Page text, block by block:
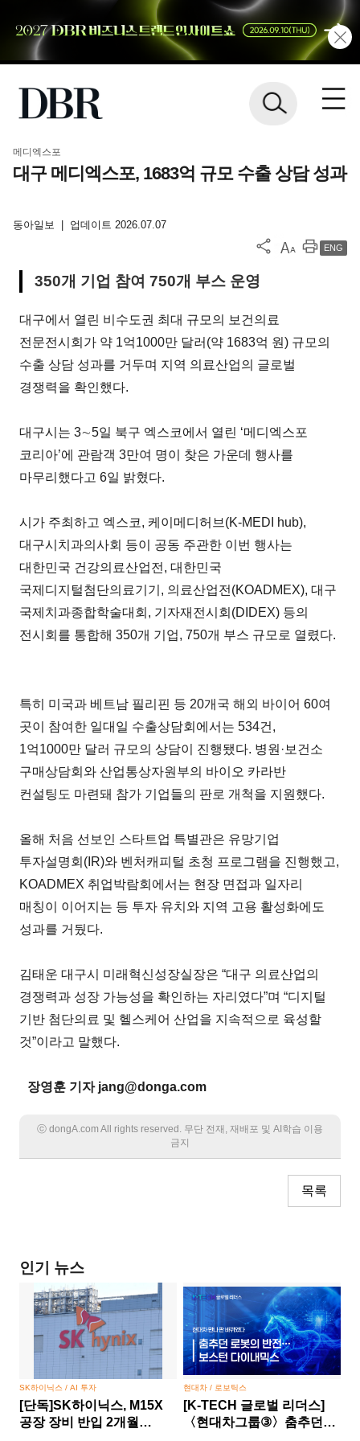
메디엑스포
대구 메디엑스포, 1683억 규모 수출 상담 성과
동아일보 업데이트 2026.07.07
ENG
350개 기업 참여 750개 부스 운영
대구에서 열린 비수도권 최대 규모의 보건의료
전문전시회가 약 1억1000만 달러(약 1683억 원) 규모의
수출 상담 성과를 거두며 지역 의료산업의 글로벌
경쟁력을 확인했다.
대구시는 3∼5일 북구 엑스코에서 열린 ‘메디엑스포
코리아’에 관람객 3만여 명이 찾은 가운데 행사를
마무리했다고 6일 밝혔다.
시가 주최하고 엑스코, 케이메디허브(K-MEDI hub),
대구시치과의사회 등이 공동 주관한 이번 행사는
대한민국 건강의료산업전, 대한민국
국제디지털첨단의료기기, 의료산업전(KOADMEX), 대구
국제치과종합학술대회, 기자재전시회(DIDEX) 등의
전시회를 통합해 350개 기업, 750개 부스 규모로 열렸다.
특히 미국과 베트남 필리핀 등 20개국 해외 바이어 60여
곳이 참여한 일대일 수출상담회에서는 534건,
1억1000만 달러 규모의 상담이 진행됐다. 병원·보건소
구매상담회와 산업통상자원부의 바이오 카라반
컨설팅도 마련돼 참가 기업들의 판로 개척을 지원했다.
올해 처음 선보인 스타트업 특별관은 유망기업
투자설명회(IR)와 벤처캐피털 초청 프로그램을 진행했고,
KOADMEX 취업박람회에서는 현장 면접과 일자리
매칭이 이어지는 등 투자 유치와 지역 고용 활성화에도
성과를 거뒀다.
김태운 대구시 미래혁신성장실장은 “대구 의료산업의
경쟁력과 성장 가능성을 확인하는 자리였다”며 “디지털
기반 첨단의료 및 헬스케어 산업을 지속적으로 육성할
것”이라고 말했다.
장영훈 기자 jang@donga.com
ⓒ dongA.com All rights reserved. 무단 전재, 재배포 및 AI학습 이용
금지
목록
인기 뉴스
SK하이닉스 / AI 투자
[단독]SK하이닉스, M15X
공장 장비 반입 2개월
현대차 / 로보틱스
[K-TECH 글로벌 리더스]
〈현대차그룹③〉춤추던